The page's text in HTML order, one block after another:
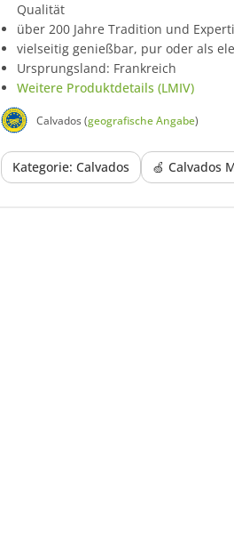
Qualität
über 200 Jahre Tradition und
vielseitig genießbar, pur oder als
Ursprungsland: Frankreich
Weitere Produktdetails (LMIV)
Calvados (geografische Angabe)
Kategorie: Calvados 🍏 Calvados